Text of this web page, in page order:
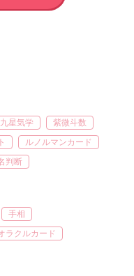
九星気学
紫微斗数
ルノルマンカード
判断
手相
ラクルカード